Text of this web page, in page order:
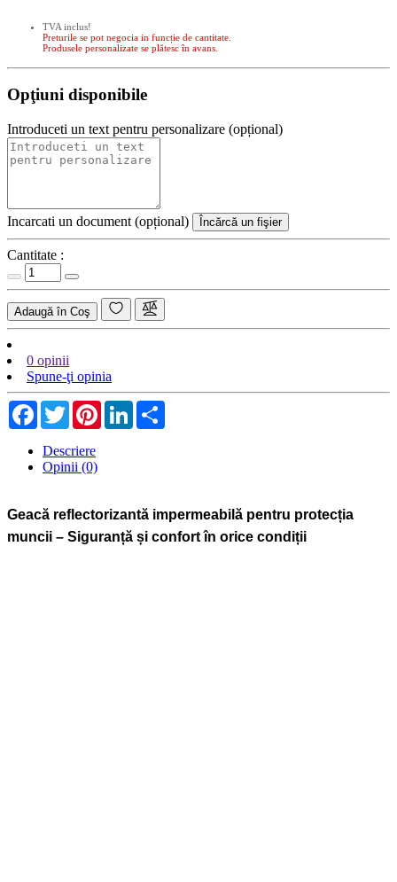
TVA inclus!
Preturile se pot negocia in funcție de cantitate.
Produsele personalizate se plătesc în avans.
Opţiuni disponibile
Introduceti un text pentru personalizare (opțional)
Incarcati un document (opțional) Încărcă un fişier
Cantitate :
Adaugă în Coş
0 opinii
Spune-ţi opinia
Facebook
TwitterPinterestLinkedIn
Descriere
Opinii (0)
Geacă reflectorizantă impermeabilă pentru protecția
muncii – Siguranță și confort în orice condiții